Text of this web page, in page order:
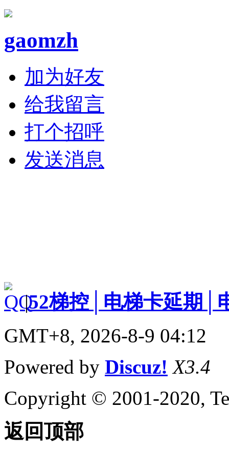
gaomzh
加为好友
给我留言
打个招呼
发送消息
|52梯控│电梯卡延期│
GMT+8, 2026-8-9 04:12
Powered by Discuz! X3.4
Copyright © 2001-2020,
返回顶部